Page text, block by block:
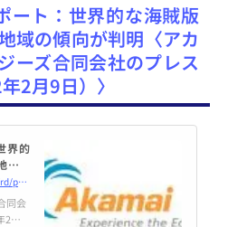
ート：世界的な海賊版
域の傾向が判明〈アカ
ーズ合同会社のプレス
2月9日）〉
界的
の
https://prtimes.jp/main/html/rd/p/000000134.000031697.html
同会
月9